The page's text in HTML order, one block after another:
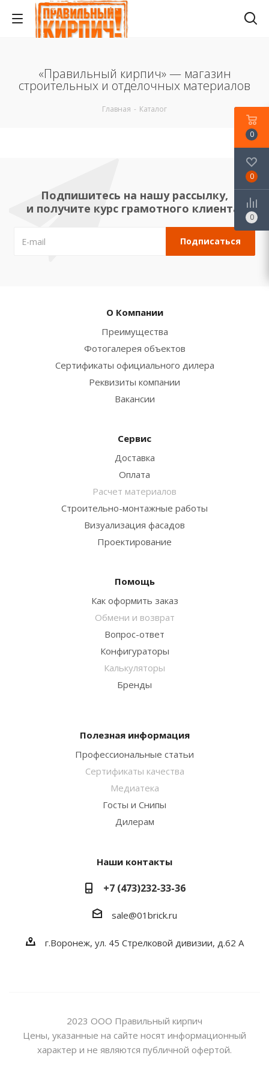
«Правильный кирпич» — магазин
строительных и отделочных материалов
Главная - Каталог
Подпишитесь на нашу рассылку,
и получите курс грамотного клиента!
О Компании
Преимущества
Фотогалерея объектов
Сертификаты официального дилера
Реквизиты компании
Вакансии
Сервис
Доставка
Оплата
Расчет материалов
Строительно-монтажные работы
Визуализация фасадов
Проектирование
Помощь
Как оформить заказ
Обмени и возврат
Вопрос-ответ
Конфигураторы
Калькуляторы
Бренды
Полезная информация
Профессиональные статьи
Сертификаты качества
Медиатека
Госты и Снипы
Дилерам
Наши контакты
+7 (473)232-33-36
sale@01brick.ru
г.Воронеж, ул. 45 Стрелковой дивизии, д.62 А
2023 ООО Правильный кирпич
Цены, указанные на сайте носят информационный
характер и не являются публичной офертой.
0
0
0